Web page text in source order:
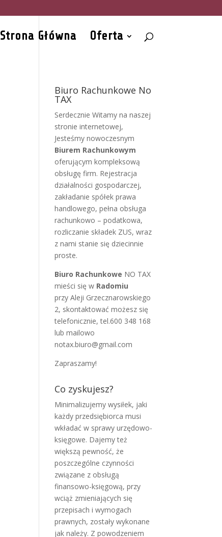
Strona Główna Oferta
Biuro Rachunkowe No
TAX
Serdecznie Witamy na naszej
stronie internetowej,
Jesteśmy nowoczesnym
Biurem Rachunkowym
oferującym kompleksową
obsługę firm. Rejestracja
działalności gospodarczej,
zakładanie spółek prawa
handlowego, pełna obsługa
rachunkowo – podatkowa,
rozliczanie składek ZUS, wraz
z nami stanie się dziecinnie
proste.
Biuro Rachunkowe NO TAX
mieści się w Radomiu
przy Aleji Grzecznarowskiego
2, skontaktować możesz się
telefonicznie, tel.600 348 168
lub mailowo
notax.biuro@gmail.com
Zapraszamy!
Co zyskujesz?
Minimalizujemy wysiłek, jaki
każdy przedsiębiorca musi
wkładać w sprawy urzędowo-
księgowe. Dajemy też
większą pewność, że
poszczególne czynności
związane z obsługą
finansowo-księgową, przy
wciąż zmieniających się
przepisach i wymogach
prawnych, zostały wykonane
jak należy. Z powodzeniem